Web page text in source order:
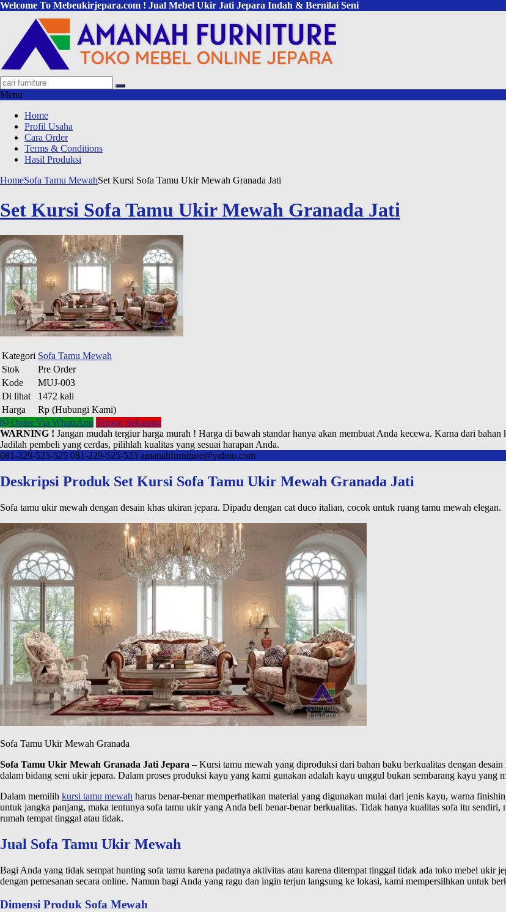
Welcome To Mebeukirjepara.com ! Jual Mebel Ukir Jati Jepara Indah & Bernilai Seni
Menu
Home
Profil Usaha
Cara Order
Terms & Conditions
Hasil Produksi
HomeSofa Tamu MewahSet Kursi Sofa Tamu Ukir Mewah Granada Jati
Set Kursi Sofa Tamu Ukir Mewah Granada Jati
Kategori Sofa Tamu Mewah
Stok
Pre Order
Kode
MUJ-003
Di lihat
1472 kali
Harga
Rp (Hubungi Kami)
Order Via WhatsApp Telpon Sekarang
WARNING ! Jangan mudah tergiur harga murah ! Harga di bawah standar hanya akan membuat Anda kecewa. Karna dari
Jadilah pembeli yang cerdas, pilihlah kualitas yang sesuai harapan Anda.
081-229-525-525 081-229-525-525 amanahfurniture@yahoo.com
Deskripsi Produk Set Kursi Sofa Tamu Ukir Mewah Granada Jati
Sofa tamu ukir mewah dengan desain khas ukiran jepara. Dipadu dengan cat duco italian, cocok untuk ruang tamu mewah elegan.
Sofa Tamu Ukir Mewah Granada
Sofa Tamu Ukir Mewah Granada Jati Jepara – Kursi tamu mewah yang diproduksi dari bahan baku berkualitas dengan
dalam bidang seni ukir jepara. Dalam proses produksi kayu yang kami gunakan adalah kayu unggul bukan sembarang kayu yang
Dalam memilih kursi tamu mewah harus benar-benar memperhatikan material yang digunakan mulai dari jenis kayu, warna
untuk jangka panjang, maka tentunya sofa tamu ukir yang Anda beli benar-benar berkualitas. Tidak hanya kualitas sofa itu sendiri,
rumah tempat tinggal atau tidak.
Jual Sofa Tamu Ukir Mewah
Bagi Anda yang tidak sempat hunting sofa tamu karena padatnya aktivitas atau karena ditempat tinggal tidak ada toko mebel
dengan pemesanan secara online. Namun bagi Anda yang ragu dan ingin terjun langsung ke lokasi, kami mempersilhkan untuk
Dimensi Produk Sofa Mewah